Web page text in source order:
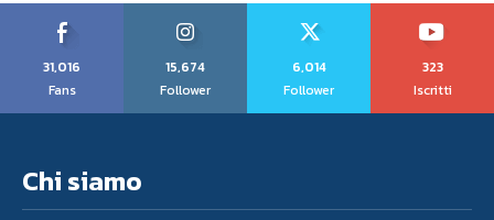
31,016
Fans
15,674
Follower
6,014
Follower
323
Iscritti
Chi siamo